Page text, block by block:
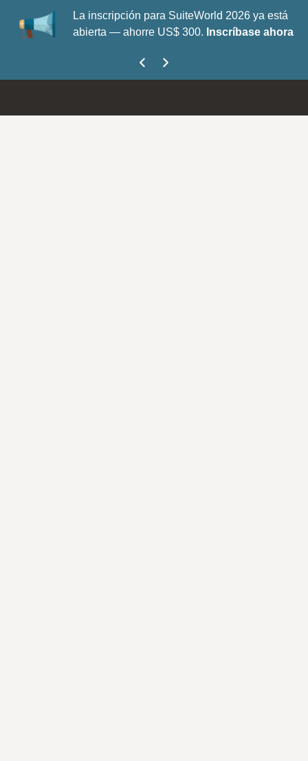
La inscripción para SuiteWorld 2026 ya está
abierta — ahorre US$ 300. Inscríbase ahora